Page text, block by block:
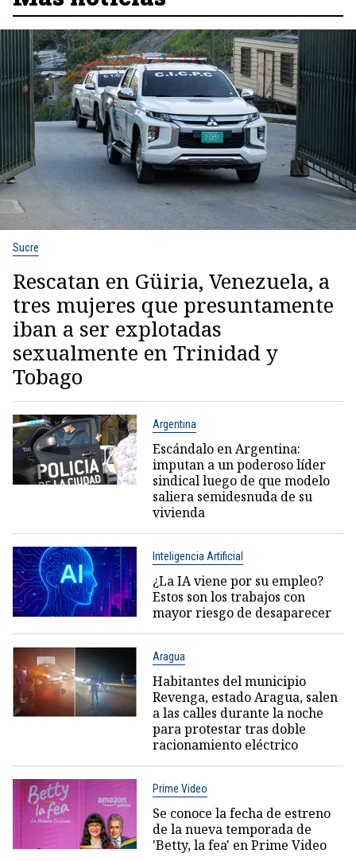
Sucre
Rescatan en Güiria, Venezuela, a
tres mujeres que presuntamente
iban a ser explotadas
sexualmente en Trinidad y
Tobago
Argentina
Escándalo en Argentina:
imputan a un poderoso líder
sindical luego de que modelo
saliera semidesnuda de su
vivienda
Inteligencia Artificial
¿La IA viene por su empleo?
Estos son los trabajos con
mayor riesgo de desaparecer
Aragua
Habitantes del municipio
Revenga, estado Aragua, salen
a las calles durante la noche
para protestar tras doble
racionamiento eléctrico
Prime Video
Se conoce la fecha de estreno
de la nueva temporada de
'Betty, la fea' en Prime Video